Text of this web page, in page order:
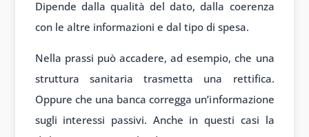
Dipende dalla qualità del dato, dalla coerenza
con le altre informazioni e dal tipo di spesa.
Nella prassi può accadere, ad esempio, che una
struttura sanitaria trasmetta una rettifica.
Oppure che una banca corregga un’informazione
sugli interessi passivi. Anche in questi casi la